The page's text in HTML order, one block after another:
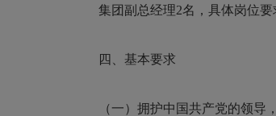
集团副总经理2名，具体岗位要
四、基本要求
（一）拥护中国共产党的领导